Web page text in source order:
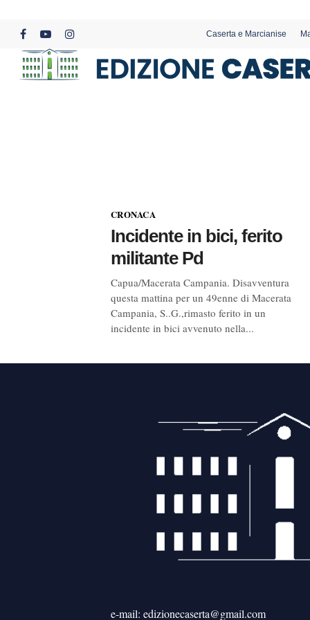
content
facebookyoutubeinstagram
Caserta e Marcianise
CRONACA
Incidente in bici, ferito
militante Pd
Capua/Macerata Campania. Disavventura
questa mattina per un 49enne di Macerata
Campania, S..G.,rimasto ferito in un
incidente in bici avvenuto nella...
e-mail: edizionecaserta@gmail.com